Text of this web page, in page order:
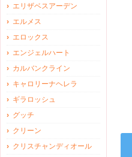
エリザベスアーデン
エルメス
エロックス
エンジェルハート
カルバンクライン
キャロリーナヘレラ
ギラロッシュ
グッチ
クリーン
クリスチャンディオール